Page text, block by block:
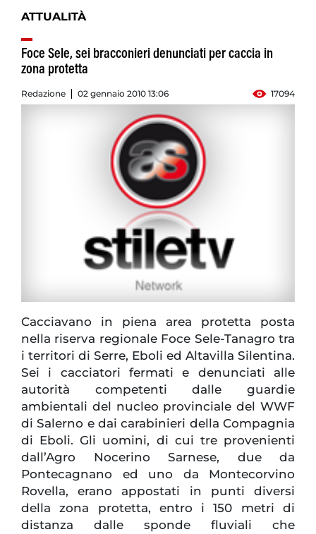
ATTUALITÀ
Foce Sele, sei bracconieri denunciati per caccia in
zona protetta
Redazione 02 gennaio 2010 13:06 17094
Cacciavano in piena area protetta posta
nella riserva regionale Foce Sele-Tanagro tra
i territori di Serre, Eboli ed Altavilla Silentina.
Sei i cacciatori fermati e denunciati alle
autorità competenti dalle guardie
ambientali del nucleo provinciale del WWF
di Salerno e dai carabinieri della Compagnia
di Eboli. Gli uomini, di cui tre provenienti
dall’Agro Nocerino Sarnese, due da
Pontecagnano ed uno da Montecorvino
Rovella, erano appostati in punti diversi
della zona protetta, entro i 150 metri di
distanza dalle sponde fluviali che